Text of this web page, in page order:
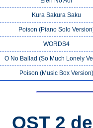
Kura Sakura Saku
Poison (Piano Solo
WORDS4
O No Ballad (So Much Lonely
Poison (Music Box Version)
OST 2